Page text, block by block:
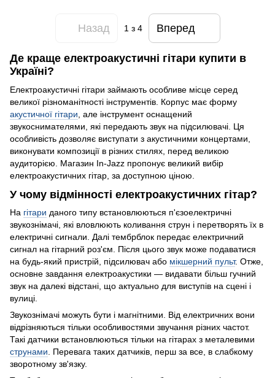
Назад 1з 4 Вперед
Де краще електроакустичні гітари купити в
Україні?
Електроакустичні гітари займають особливе місце серед
великої різноманітності інструментів. Корпус має форму
акустичної гітари , але інструмент оснащений
звукоснимателями, які передають звук на підсилювачі. Ця
особливість дозволяє виступати з акустичними концертами,
виконувати композиції в різних стилях, перед великою
аудиторією. Магазин In-Jazz пропонує великий вибір
електроакустичних гітар, за доступною ціною.
У чому відмінності електроакустичних гітар?
На гітари даного типу встановлюються п'єзоелектричні
звукознімачі, які вловлюють коливання струн і перетворять їх в
електричні сигнали. Далі тембрблок передає електричний
сигнал на гітарний роз'єм. Після цього звук може подаватися
на будь-який пристрій, підсилювач або мікшерний пульт. Отже,
основне завдання електроакустики — видавати більш гучний
звук на далекі відстані, що актуально для виступів на сцені і
вулиці.
Звукознімачі можуть бути і магнітними. Від електричних вони
відрізняються тільки особливостями звучання різних частот.
Такі датчики встановлюються тільки на гітарах з металевими
струнами. Перевага таких датчиків, перш за все, в слабкому
зворотному зв'язку.